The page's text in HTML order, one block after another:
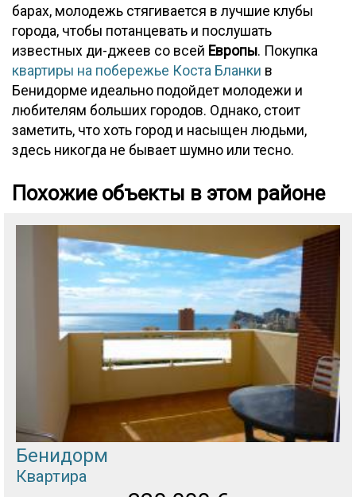
барах, молодежь стягивается в лучшие клубы
города, чтобы потанцевать и послушать
известных ди-джеев со всей Европы. Покупка
квартиры на побережье Коста Бланки в
Бенидорме идеально подойдет молодежи и
любителям больших городов. Однако, стоит
заметить, что хоть город и насыщен людьми,
здесь никогда не бывает шумно или тесно.
Похожие объекты в этом районе
Бенидорм
Квартира